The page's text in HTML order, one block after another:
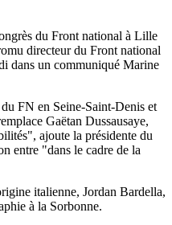
du Front national à Lille
directeur du Front national
dans un communiqué Marine
FN en Seine-Saint-Denis et
Gaëtan Dussausaye,
ajoute la présidente du
entre "dans le cadre de la
italienne, Jordan Bardella,
à la Sorbonne.